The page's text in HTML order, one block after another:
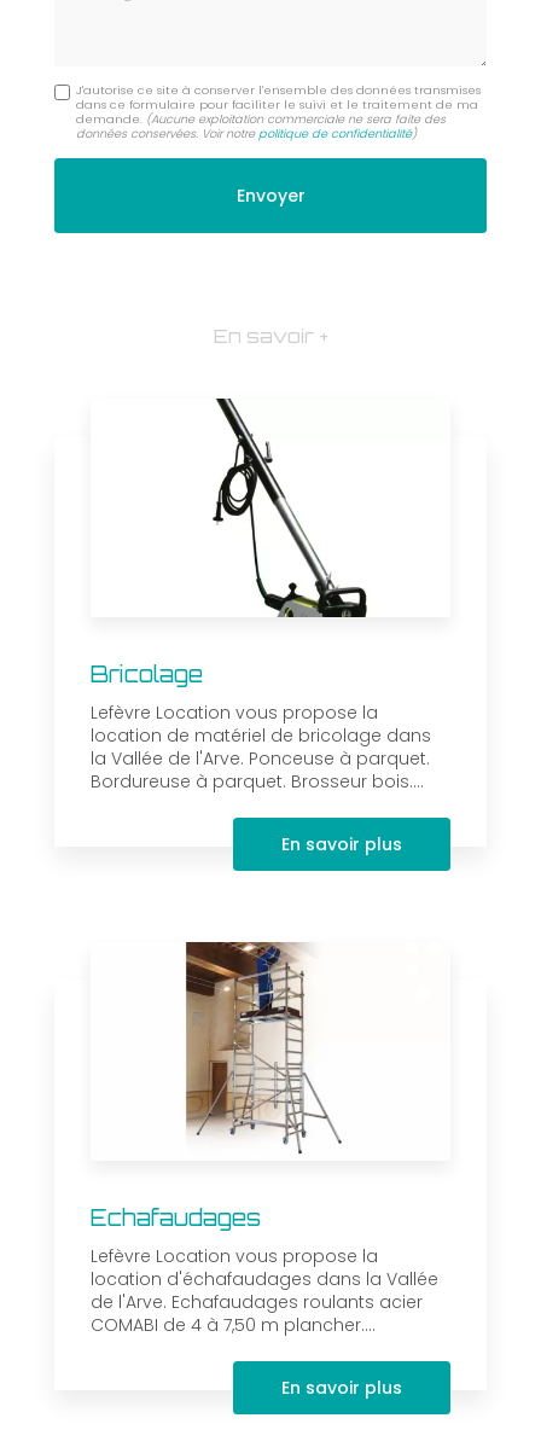
J'autorise ce site à conserver l'ensemble des données transmises
dans ce formulaire pour faciliter le suivi et le traitement de ma
demande. (Aucune exploitation commerciale ne sera faite des
données conservées. Voir notrepolitique de confidentialité)
En savoir +
Bricolage
Lefèvre Location vous propose la
location de matériel de bricolage dans
la Vallée de l'Arve. Ponceuse à parquet.
Bordureuse à parquet. Brosseur bois....
En savoir plus
Echafaudages
Lefèvre Location vous propose la
location d'échafaudages dans la Vallée
de l'Arve. Echafaudages roulants acier
COMABI de 4 à 7,50 m plancher....
En savoir plus